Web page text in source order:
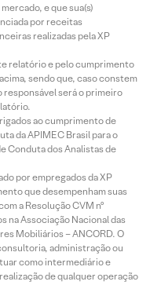
e que sua(s)
por receitas
realizadas pela XP
relatório e pelo cumprimento
sendo que, caso constem
responsável será o primeiro
ao cumprimento de
da APIMEC Brasil para o
Conduta dos Analistas de
por empregados da XP
que desempenham suas
a Resolução CVM nº
na Associação Nacional das
Mobiliários – ANCORD. O
administração ou
como intermediário e
de qualquer operação